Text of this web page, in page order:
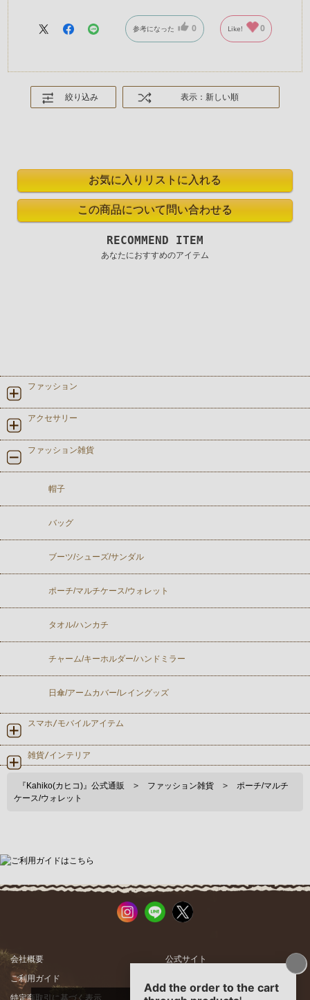
参考になった 0 Like! 0
絞り込み 表示：新しい順
RECOMMEND ITEM
あなたにおすすめのアイテム
ファッション
アクセサリー
ファッション雑貨
帽子
バッグ
ブーツ/シューズ/サンダル
ポーチ/マルチケース/ウォレット
タオル/ハンカチ
チャーム/キーホルダー/ハンドミラー
日傘/アームカバー/レイングッズ
スマホ/モバイルアイテム
雑貨/インテリア
『Kahiko(カヒコ)』公式通販 > ファッション雑貨 >
ポーチ/マルチ
ケース/ウォレット
会社概要
公式サイト
ご利用ガイド
特定商取引に基づく表示
プライバシーポリシー